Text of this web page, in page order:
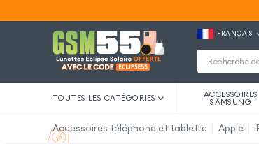
FRANÇAIS
TOUTES LES CATÉGORIES ACCESSOIRES
SAMSUNG
Accessoires téléphone et tablette Apple